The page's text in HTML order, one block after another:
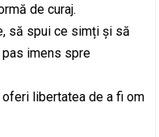
de curaj.
să spui ce simți și să
imens spre
libertatea de a fi om